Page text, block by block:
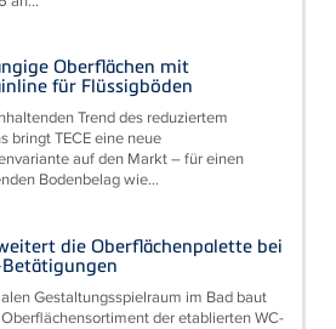
Oberflächen mit
für Flüssigböden
Trend des reduziertem
bringt TECE eine neue
auf den Markt – für einen
Bodenbelag wie...
die Oberflächenpalette bei
Gestaltungsspielraum im Bad baut
Oberflächensortiment der etablierten WC-